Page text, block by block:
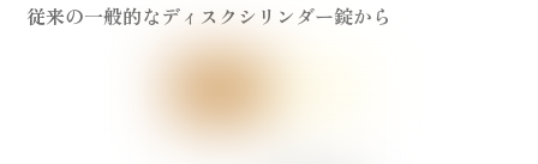
従来の一般的なディスクシリンダー錠から